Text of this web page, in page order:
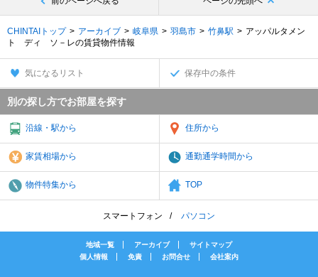
CHINTAIトップ アーカイブ 岐阜県 羽島市 竹鼻駅
アッパルタメン
ト ディ ソ－レの賃貸物件情報
気になるリスト 保存中の条件
別の探し方でお部屋を探す
沿線・駅から 住所から
家賃相場から 通勤通学時間から
物件特集から TOP
スマートフォン パソコン
地域一覧 アーカイブ
サイトマップ
個人情報
免責 お問合せ 会社案内